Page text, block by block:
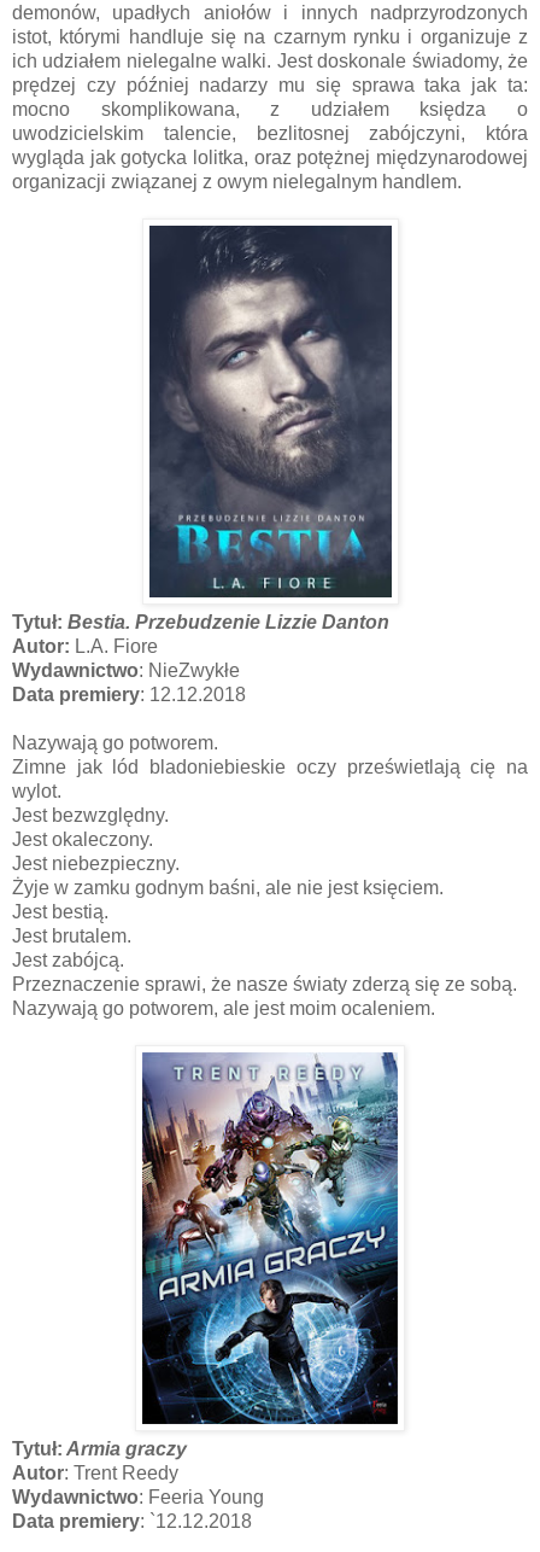
demonów, upadłych aniołów i innych nadprzyrodzonych
istot, którymi handluje się na czarnym rynku i organizuje z
ich udziałem nielegalne walki. Jest doskonale świadomy, że
prędzej czy później nadarzy mu się sprawa taka jak ta:
mocno skomplikowana, z udziałem księdza o
uwodzicielskim talencie, bezlitosnej zabójczyni, która
wygląda jak gotycka lolitka, oraz potężnej międzynarodowej
organizacji związanej z owym nielegalnym handlem.
Tytuł: Bestia. Przebudzenie Lizzie Danton
Autor: L.A. Fiore
Wydawnictwo: NieZwykłe
Data premiery: 12.12.2018
Nazywają go potworem.
Zimne jak lód bladoniebieskie oczy prześwietlają cię na
wylot.
Jest bezwzględny.
Jest okaleczony.
Jest niebezpieczny.
Żyje w zamku godnym baśni, ale nie jest księciem.
Jest bestią.
Jest brutalem.
Jest zabójcą.
Przeznaczenie sprawi, że nasze światy zderzą się ze sobą.
Nazywają go potworem, ale jest moim ocaleniem.
Tytuł: Armia graczy
Autor: Trent Reedy
Wydawnictwo: Feeria Young
Data premiery: `12.12.2018